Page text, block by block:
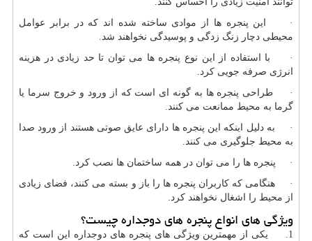
· این پنجره ها از موادی ساخته شده اند که در برابر عوامل
محیطی دچار زنگ زدگی و پوسیدگی نخواهند شد.
· با استفاده از این نوع پنجره ها می توان تا حد زیادی در هزینه
انرژی صرفه جویی کرد.
· طراحی پنجره ها به گونه ای است که از ورود و خروج سرما یا
گرما به محیط ممانعت می کنند.
· به دلیل اینکه این پنجره ها دارای عایق صوتی هستند از ورود صدا
به محیط جلوگیری می کنند.
· پنجره ها را می توان در همه ساختمان ها نصب کرد.
· هنگامی که کاربران پنجره ها را باز و بسته می کنند، فضای زیادی
از محیط را اشغال نخواهند کرد.
ویژگی های انواع پنجره های دوجداره چیست؟
1. یکی از مهمترین ویژگی های پنجره های دوجداره این است که